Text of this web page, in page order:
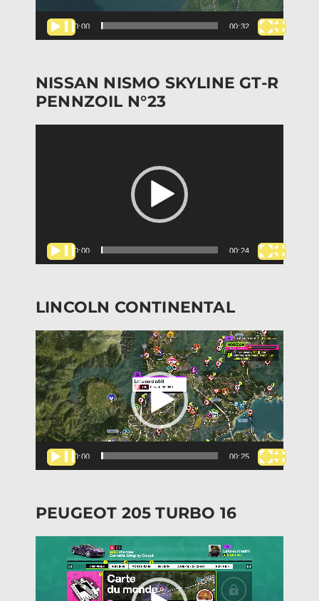
00:00 00:32
NISSAN NISMO SKYLINE GT-R
PENNZOIL N°23
00:00 00:24
LINCOLN CONTINENTAL
Lecteur
vidéo
00:00 00:25
PEUGEOT 205 TURBO 16